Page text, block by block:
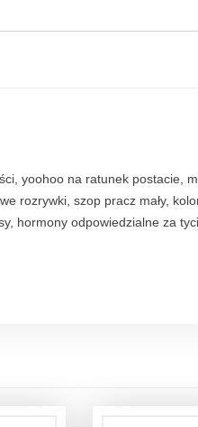
yoohoo na ratunek postacie,
rozrywki, szop pracz mały,
hormony odpowiedzialne za